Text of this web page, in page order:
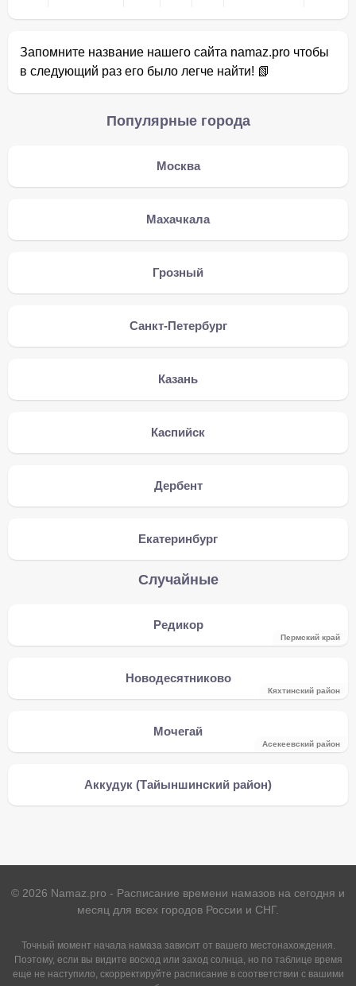
Запомните название нашего сайта namaz.pro чтобы
в следующий раз его было легче найти! 📗
Популярные города
Москва
Махачкала
Грозный
Санкт-Петербург
Казань
Каспийск
Дербент
Екатеринбург
Случайные
Редикор
Пермский край
Новодесятниково
Кяхтинский район
Мочегай
Асекеевский район
Аккудук (Тайыншинский район)
© 2026 Namaz.pro - Расписание времени намазов на сегодня и
месяц для всех городов России и СНГ.
Точный момент начала намаза зависит от вашего местонахождения.
Поэтому, если вы видите восход или заход солнца, но по таблице время
еще не наступило, скорректируйте расписание в соответствии с вашими